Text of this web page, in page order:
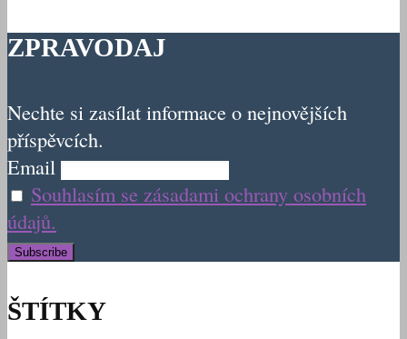
ZPRAVODAJ
Nechte si zasílat informace o nejnovějších
příspěvcích.
Email
Souhlasím se zásadami ochrany osobních
údajů.
ŠTÍTKY